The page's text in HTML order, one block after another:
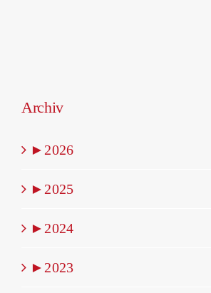
Archiv
► 2026
► 2025
► 2024
► 2023